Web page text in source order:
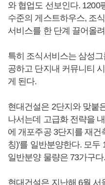
와 협업도 선보인다. 1200
수준의 게스트하우스, 조
서비스를 한 단계 끌어올
특히 조식서비스는 삼성
공하고 단지내 커뮤니티
게 된다.
현대건설은 2단지와 맞붙
나서는데 고급화 전략을
에 개포주공 3단지를 재건
칭)'를 일반분양한다. 모두
일반분양 물량은 73가구다.
현대건설은 지난해 6월 서